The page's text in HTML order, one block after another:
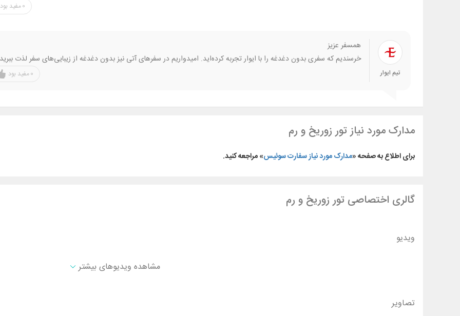
0مفید بود
تیم ایوار
همسفر عزیز
خرسندیم که سفری بدون دغدغه را با ایوار تجربه کرده‌اید. امیدواریم در سفر‌های آتی نیز بدون دغدغه از زیبایی‌های سفر لذت
0مفید بود
مدارک مورد نیاز تور زوریخ و رم
برای اطلاع به صفحه «مدارک مورد نیاز سفارت سوئیس» مراجعه کنید.
گالری اختصاصی تور زوریخ و رم
ویدیو
مشاهده ویدیوهای بیشتر
تصاویر